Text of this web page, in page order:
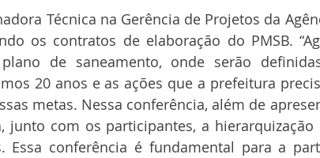
Técnica na Gerência de Projetos da
os contratos de elaboração do PMSB.
de saneamento, onde serão
20 anos e as ações que a prefeitura
metas. Nessa conferência, além de
junto com os participantes, a hierarquização
Essa conferência é fundamental para a